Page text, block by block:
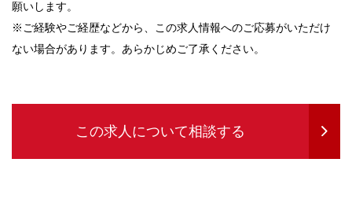
願いします。
※ご経験やご経歴などから、この求人情報へのご応募がいただけ
ない場合があります。あらかじめご了承ください。
この求人について相談する